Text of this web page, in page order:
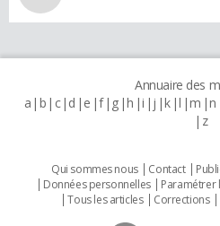
Annuaire des
a b c d e f g h i j k l m n
z
Qui sommes nous Contact
Données personnelles
Paramétrer
Tous les articles
Corrections